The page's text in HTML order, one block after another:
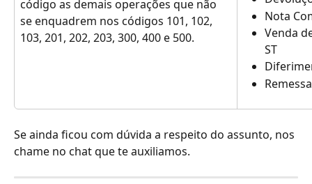
código as demais operações que não
se enquadrem nos códigos 101, 102,
103, 201, 202, 203, 300, 400 e 500.
Nota
Venda
ST
Se ainda ficou com dúvida a respeito do assunto, nos
chame no chat que te auxiliamos.